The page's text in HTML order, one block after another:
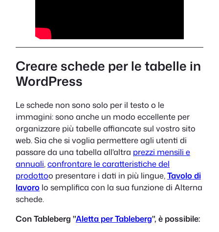
Creare schede per le tabelle in
WordPress
Le schede non sono solo per il testo o le
immagini: sono anche un modo eccellente per
organizzare più tabelle affiancate sul vostro sito
web. Sia che si voglia permettere agli utenti di
passare da una tabella all'altra prezzi mensili e
annuali,confrontare le caratteristiche del
prodottoo presentare i dati in più lingue,Tavolo di
lavoro lo semplifica con la sua funzione di Alterna
schede.
Con Tableberg "Aletta per Tableberg", è possibile: